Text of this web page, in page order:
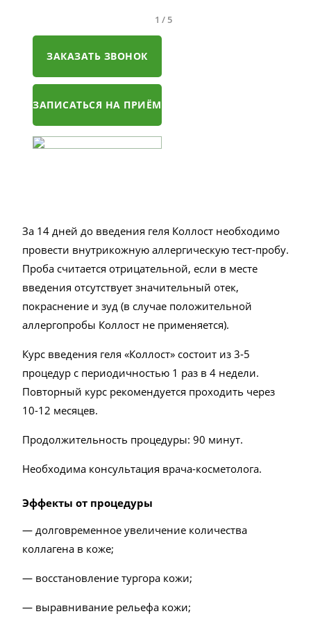
1 / 5
ЗАКАЗАТЬ ЗВОНОК
ЗАПИСАТЬСЯ НА ПРИЁМ
За 14 дней до введения геля Коллост необходимо
провести внутрикожную аллергическую тест-пробу.
Проба считается отрицательной, если в месте
введения отсутствует значительный отек,
покраснение и зуд (в случае положительной
аллергопробы Коллост не применяется).
Курс введения геля «Коллост» состоит из 3-5
процедур с периодичностью 1 раз в 4 недели.
Повторный курс рекомендуется проходить через
10-12 месяцев.
Продолжительность процедуры: 90 минут.
Необходима консультация врача-косметолога.
Эффекты от процедуры
— долговременное увеличение количества
коллагена в коже;
— восстановление тургора кожи;
— выравнивание рельефа кожи;